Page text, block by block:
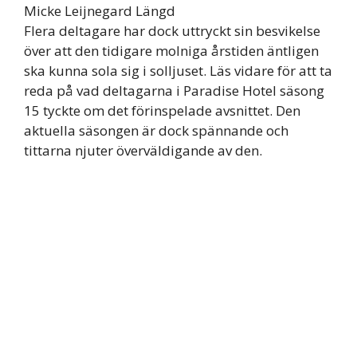
Micke Leijnegard Längd
Flera deltagare har dock uttryckt sin besvikelse
över att den tidigare molniga årstiden äntligen
ska kunna sola sig i solljuset. Läs vidare för att ta
reda på vad deltagarna i Paradise Hotel säsong
15 tyckte om det förinspelade avsnittet. Den
aktuella säsongen är dock spännande och
tittarna njuter överväldigande av den.